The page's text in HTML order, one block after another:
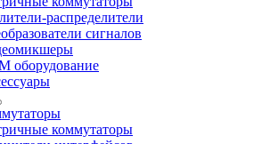
распределители
сигналов
оборудование
коммутаторы